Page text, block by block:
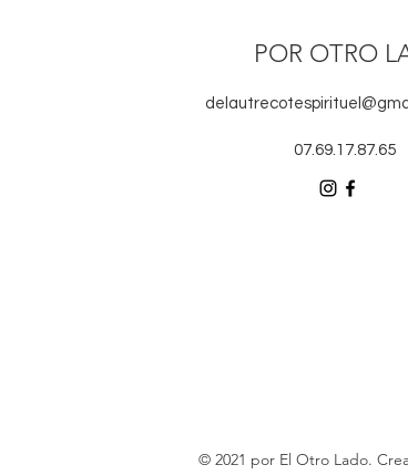
POR OTRO
07.69.17.87.65
© 2021 por El Otro Lado.